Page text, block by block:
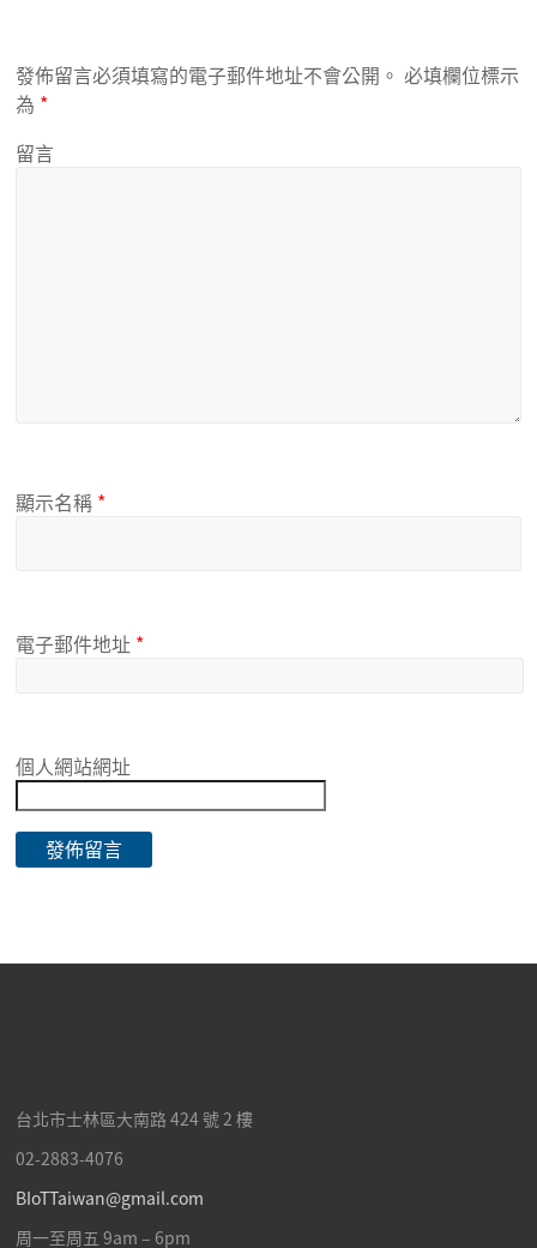
發佈留言必須填寫的電子郵件地址不會公開。 必填欄位標示
為 *
留言
顯示名稱 *
電子郵件地址 *
個人網站網址
台北市士林區大南路 424 號 2 樓
02-2883-4076
BIoTTaiwan@gmail.com
周一至周五 9am – 6pm